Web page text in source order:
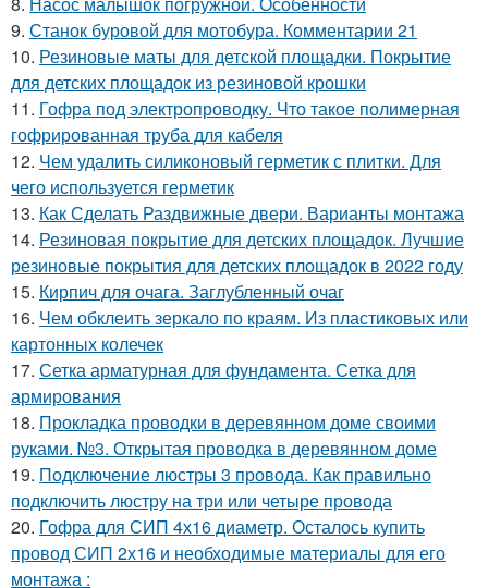
9. Станок буровой для мотобура. Комментарии 21
10. Резиновые маты для детской площадки. Покрытие
для детских площадок из резиновой крошки
11. Гофра под электропроводку. Что такое полимерная
гофрированная труба для кабеля
12. Чем удалить силиконовый герметик с плитки. Для
чего используется герметик
13. Как Сделать Раздвижные двери. Варианты монтажа
14. Резиновая покрытие для детских площадок. Лучшие
резиновые покрытия для детских площадок в 2022 году
15. Кирпич для очага. Заглубленный очаг
16. Чем обклеить зеркало по краям. Из пластиковых или
картонных колечек
17. Сетка арматурная для фундамента. Сетка для
армирования
18. Прокладка проводки в деревянном доме своими
руками. №3. Открытая проводка в деревянном доме
19. Подключение люстры 3 провода. Как правильно
подключить люстру на три или четыре провода
20. Гофра для СИП 4х16 диаметр. Осталось купить
провод СИП 2х16 и необходимые материалы для его
монтажа :